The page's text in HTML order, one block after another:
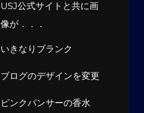
USJ公式サイトと共に画
像が．．．
いきなりブランク
ブログのデザインを変更
ピンクパンサーの香水